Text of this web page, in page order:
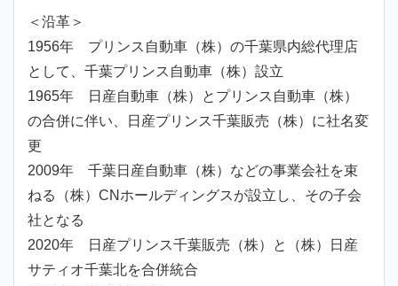
＜沿革＞
1956年 プリンス自動車（株）の千葉県内総代理店
として、千葉プリンス自動車（株）設立
1965年 日産自動車（株）とプリンス自動車（株）
の合併に伴い、日産プリンス千葉販売（株）に社名変
更
2009年 千葉日産自動車（株）などの事業会社を束
ねる（株）CNホールディングスが設立し、その子会
社となる
2020年 日産プリンス千葉販売（株）と（株）日産
サティオ千葉北を合併統合